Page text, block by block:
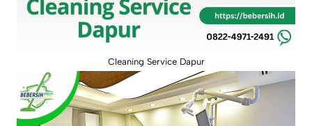
Cleaning Service Dapur